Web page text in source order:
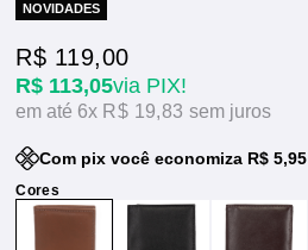
NOVIDADES
R$ 113,05via PIX!
R$ 119,00
6x R$ 19,83sem juros
Com pix você economiza R$ 5,95